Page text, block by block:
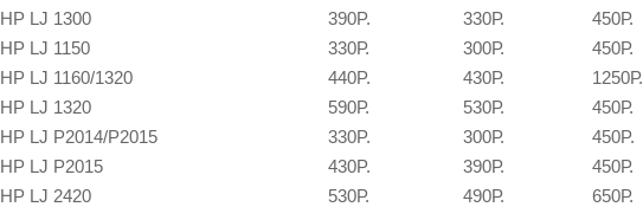
HP LJ 1300 390P. 330Р. 450Р.
HP LJ 1150 330Р. 300Р. 450Р.
HP LJ 1160/1320 440P. 430Р. 1250Р.
HP LJ 1320 590Р. 530Р. 450Р.
HP LJ P2014/P2015 330P. 300Р. 450P.
HP LJ P2015 430P. 390Р. 450Р.
HP LJ 2420 530Р. 490Р. 650Р.